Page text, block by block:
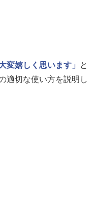
変嬉しく思います」
と
適切な使い方を説明し